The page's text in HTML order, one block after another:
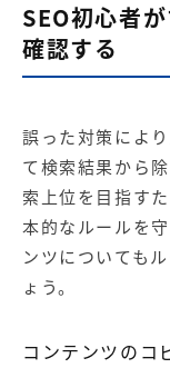
SEO初心者
確認する
誤った対策によ
て検索結果から
索上位を目指す
本的なルールを
ンツについても
ょう。
コンテンツのコ